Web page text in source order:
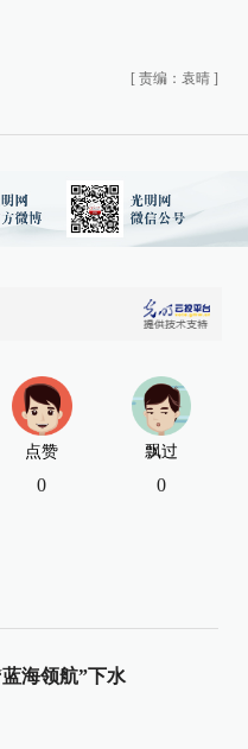
[ 责编：袁晴 ]
点赞
0
飘过
0
海领航”下水